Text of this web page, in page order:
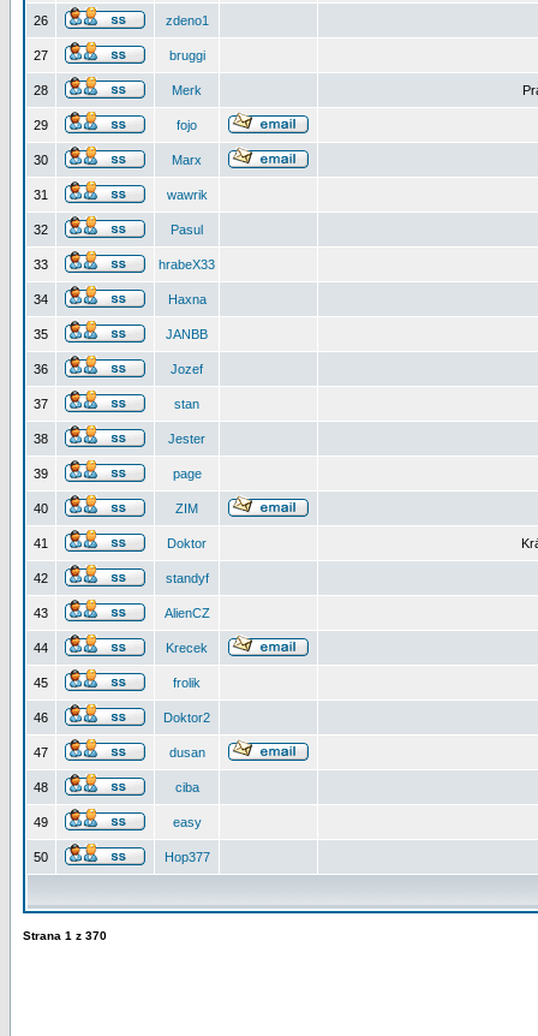
26 zdeno1
27 bruggi
28 Merk
29 fojo
30 Marx
31 wawrik
32 Pasul
33 hrabeX33
34 Haxna
35 JANBB
36 Jozef
37 stan
38 Jester
39 page
40 ZIM
41 Doktor
42 standyf
43 AlienCZ
44 Krecek
45 frolik
46 Doktor2
47 dusan
48 ciba
49 easy
50 Hop377
Strana 1 z 370